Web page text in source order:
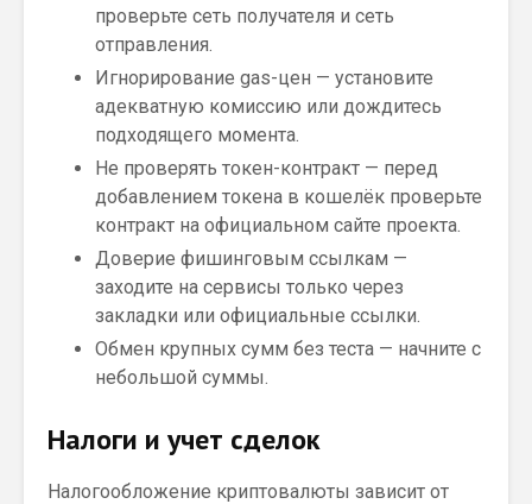
проверьте сеть получателя и сеть
отправления.
Игнорирование gas-цен — установите
адекватную комиссию или дождитесь
подходящего момента.
Не проверять токен-контракт — перед
добавлением токена в кошелёк проверьте
контракт на официальном сайте проекта.
Доверие фишинговым ссылкам —
заходите на сервисы только через
закладки или официальные ссылки.
Обмен крупных сумм без теста — начните с
небольшой суммы.
Налоги и учет сделок
Налогообложение криптовалюты зависит от